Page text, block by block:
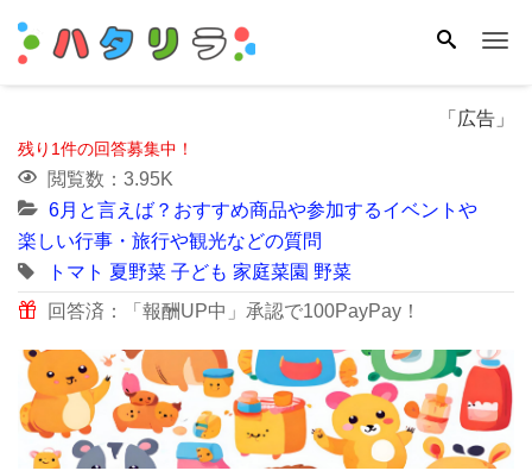
「広告」
残り1件の回答募集中！
閲覧数：3.95K
6月と言えば？おすすめ商品や参加するイベントや
楽しい行事・旅行や観光などの質問
トマト 夏野菜 子ども 家庭菜園 野菜
回答済：「報酬UP中」承認で100PayPay！